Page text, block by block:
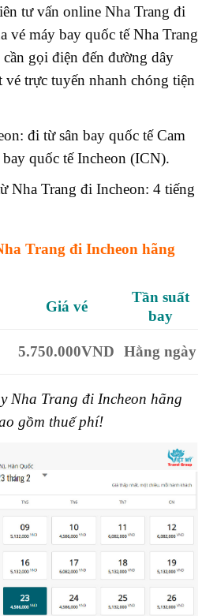
tư vấn online Nha Trang đi
vé máy bay quốc tế Nha Trang
gọi điện đến đường dây
trực tuyến nhanh chóng tiện
đi từ sân bay quốc tế Cam
quốc tế Incheon (ICN).
Nha Trang đi Incheon: 4 tiếng
Trang đi Incheon hãng
Giá vé
Tần suất
bay
5.750.000VND Hằng ngày
Nha Trang đi Incheon hãng
gồm thuế phí!